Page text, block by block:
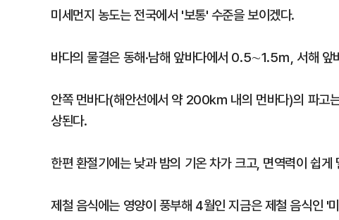
미세먼지 농도는 전국에서 '보통' 수준을 보이겠다.
바다의 물결은 동해·남해 앞바다에서 0.5∼1.5ｍ, 서해
안쪽 먼바다(해안선에서 약 200㎞ 내의 먼바다)의 파
상된다.
한편 환절기에는 낮과 밤의 기온 차가 크고, 면역력이 쉽
제철 음식에는 영양이 풍부해 4월인 지금은 제철 음식인 '